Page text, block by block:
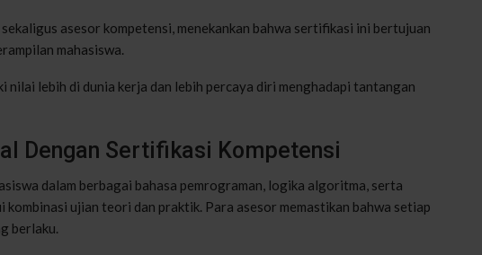
asesor kompetensi, menekankan bahwa sertifikasi ini bertujuan
mahasiswa.
lebih di dunia kerja dan lebih percaya diri menghadapi tantangan
Dengan Sertifikasi Kompetensi
dalam berbagai bahasa pemrograman, logika algoritma, serta
kombinasi ujian teori dan praktik. Para asesor memastikan bahwa setiap
berlaku.